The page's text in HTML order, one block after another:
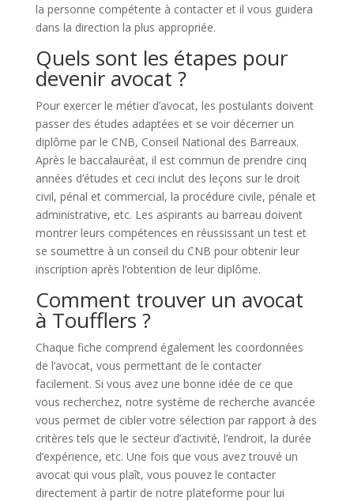
la personne compétente à contacter et il vous guidera
dans la direction la plus appropriée.
Quels sont les étapes pour
devenir avocat ?
Pour exercer le métier d’avocat, les postulants doivent
passer des études adaptées et se voir décerner un
diplôme par le CNB, Conseil National des Barreaux.
Après le baccalauréat, il est commun de prendre cinq
années d’études et ceci inclut des leçons sur le droit
civil, pénal et commercial, la procédure civile, pénale et
administrative, etc. Les aspirants au barreau doivent
montrer leurs compétences en réussissant un test et
se soumettre à un conseil du CNB pour obtenir leur
inscription après l’obtention de leur diplôme.
Comment trouver un avocat
à Toufflers ?
Chaque fiche comprend également les coordonnées
de l’avocat, vous permettant de le contacter
facilement. Si vous avez une bonne idée de ce que
vous recherchez, notre système de recherche avancée
vous permet de cibler votre sélection par rapport à des
critères tels que le secteur d’activité, l’endroit, la durée
d’expérience, etc. Une fois que vous avez trouvé un
avocat qui vous plaît, vous pouvez le contacter
directement à partir de notre plateforme pour lui